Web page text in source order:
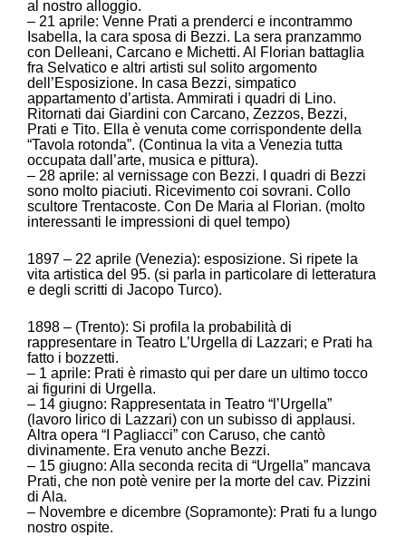
al nostro alloggio.
– 21 aprile: Venne Prati a prenderci e incontrammo
Isabella, la cara sposa di Bezzi. La sera pranzammo
con Delleani, Carcano e Michetti. Al Florian battaglia
fra Selvatico e altri artisti sul solito argomento
dell’Esposizione. In casa Bezzi, simpatico
appartamento d’artista. Ammirati i quadri di Lino.
Ritornati dai Giardini con Carcano, Zezzos, Bezzi,
Prati e Tito. Ella è venuta come corrispondente della
“Tavola rotonda”. (Continua la vita a Venezia tutta
occupata dall’arte, musica e pittura).
– 28 aprile: al vernissage con Bezzi. I quadri di Bezzi
sono molto piaciuti. Ricevimento coi sovrani. Collo
scultore Trentacoste. Con De Maria al Florian. (molto
interessanti le impressioni di quel tempo)
1897 – 22 aprile (Venezia): esposizione. Si ripete la
vita artistica del 95. (si parla in particolare di letteratura
e degli scritti di Jacopo Turco).
1898 – (Trento): Si profila la probabilità di
rappresentare in Teatro L’Urgella di Lazzari; e Prati ha
fatto i bozzetti.
– 1 aprile: Prati è rimasto qui per dare un ultimo tocco
ai figurini di Urgella.
– 14 giugno: Rappresentata in Teatro “l’Urgella”
(lavoro lirico di Lazzari) con un subisso di applausi.
Altra opera “I Pagliacci” con Caruso, che cantò
divinamente. Era venuto anche Bezzi.
– 15 giugno: Alla seconda recita di “Urgella” mancava
Prati, che non potè venire per la morte del cav. Pizzini
di Ala.
– Novembre e dicembre (Sopramonte): Prati fu a lungo
nostro ospite.